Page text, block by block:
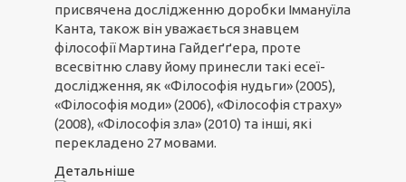
присвячена дослідженню доробки Іммануїла
Канта, також він уважається знавцем
філософії Мартина Гайдеґґера, проте
всесвітню славу йому принесли такі есеї-
дослідження, як «Філософія нудьги» (2005),
«Філософія моди» (2006), «Філософія страху»
(2008), «Філософія зла» (2010) та інші, які
перекладено 27 мовами.
Детальніше